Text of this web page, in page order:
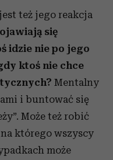
też jego reakcja
się
idzie nie po jego
ktoś nie chce
Mentalny
i buntować się
Może też robić
którego wszyscy
może